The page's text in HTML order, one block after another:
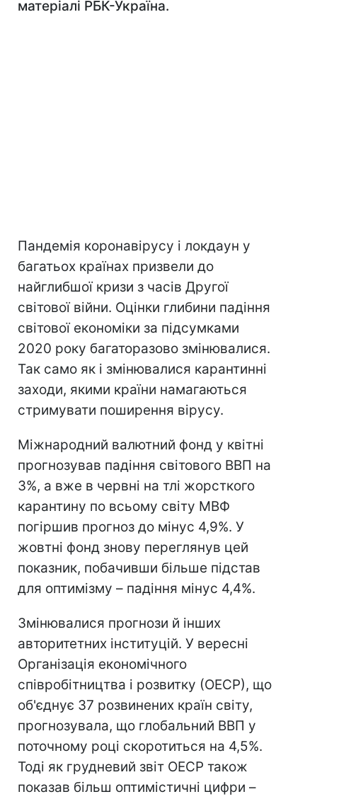
матеріалі РБК-Україна.
Пандемія коронавірусу і локдаун у
багатьох країнах призвели до
найглибшої кризи з часів Другої
світової війни. Оцінки глибини падіння
світової економіки за підсумками
2020 року багаторазово змінювалися.
Так само як і змінювалися карантинні
заходи, якими країни намагаються
стримувати поширення вірусу.
Міжнародний валютний фонд у квітні
прогнозував падіння світового ВВП на
3%, а вже в червні на тлі жорсткого
карантину по всьому світу МВФ
погіршив прогноз до мінус 4,9%. У
жовтні фонд знову переглянув цей
показник, побачивши більше підстав
для оптимізму – падіння мінус 4,4%.
Змінювалися прогнози й інших
авторитетних інституцій. У вересні
Організація економічного
співробітництва і розвитку (ОЕСР), що
об'єднує 37 розвинених країн світу,
прогнозувала, що глобальний ВВП у
поточному році скоротиться на 4,5%.
Тоді як грудневий звіт ОЕСР також
показав більш оптимістичні цифри –